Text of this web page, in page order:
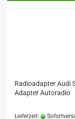
Radioadapter Audi
Adapter Autoradio
Lieferzeit: